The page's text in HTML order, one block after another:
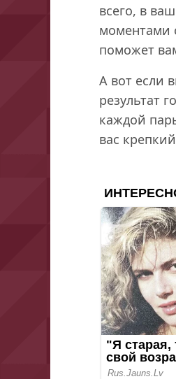
всего, в
моментами
поможет
А вот если
результат
каждой
вас